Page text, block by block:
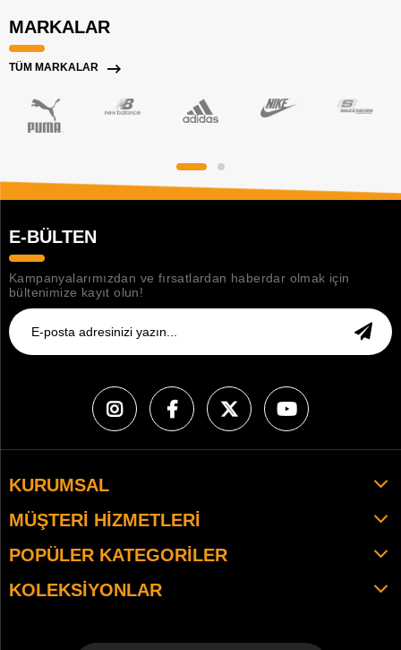
MARKALAR
TÜM MARKALAR
E-BÜLTEN
Kampanyalarımızdan ve fırsatlardan haberdar olmak için
bültenimize kayıt olun!
KURUMSAL
MÜŞTERI HIZMETLERI
POPÜLER KATEGORILER
KOLEKSIYONLAR